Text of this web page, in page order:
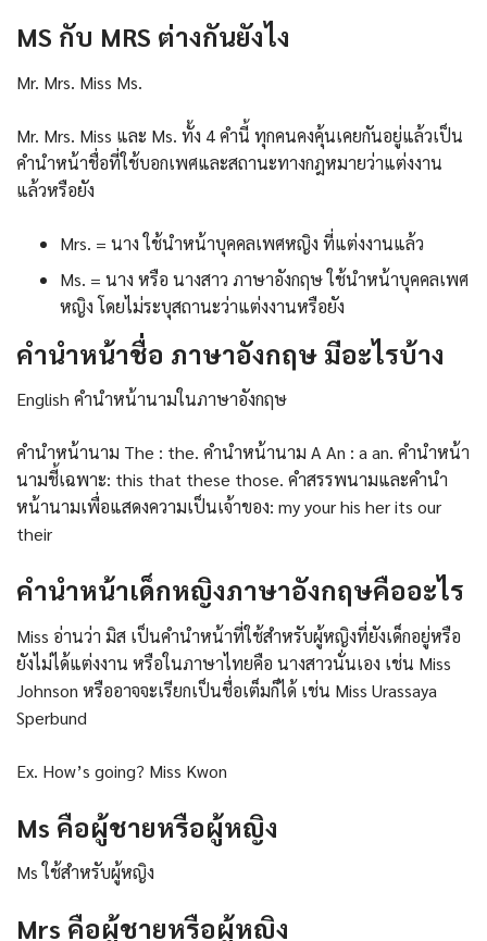
MS กับ MRS ต่างกันยังไง
Mr. Mrs. Miss Ms.
Mr. Mrs. Miss และ Ms. ทั้ง 4 คำนี้ ทุกคนคงคุ้นเคยกันอยู่แล้วเป็น
คำนำหน้าชื่อที่ใช้บอกเพศและสถานะทางกฎหมายว่าแต่งงาน
แล้วหรือยัง
Mrs. = นาง ใช้นำหน้าบุคคลเพศหญิง ที่แต่งงานแล้ว
Ms. = นาง หรือ นางสาว ภาษาอังกฤษ ใช้นำหน้าบุคคลเพศ
หญิง โดยไม่ระบุสถานะว่าแต่งงานหรือยัง
คํานําหน้าชื่อ ภาษาอังกฤษ มีอะไรบ้าง
English คำนำหน้านามในภาษาอังกฤษ
คำนำหน้านาม The : the. คำนำหน้านาม A An : a an. คำนำหน้า
นามชี้เฉพาะ: this that these those. คำสรรพนามและคำนำ
หน้านามเพื่อแสดงความเป็นเจ้าของ: my your his her its our
their
คำนำหน้าเด็กหญิงภาษาอังกฤษคืออะไร
Miss อ่านว่า มิส เป็นคำนำหน้าที่ใช้สำหรับผู้หญิงที่ยังเด็กอยู่หรือ
ยังไม่ได้แต่งงาน หรือในภาษาไทยคือ นางสาวนั่นเอง เช่น Miss
Johnson หรืออาจจะเรียกเป็นชื่อเต็มก็ได้ เช่น Miss Urassaya
Sperbund
Ex. How’s going? Miss Kwon
Ms คือผู้ชายหรือผู้หญิง
Ms ใช้สำหรับผู้หญิง
Mrs คือผู้ชายหรือผู้หญิง